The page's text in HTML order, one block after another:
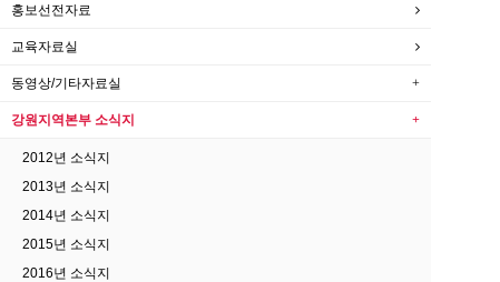
홍보선전자료
교육자료실
동영상/기타자료실
강원지역본부 소식지
2012년 소식지
2013년 소식지
2014년 소식지
2015년 소식지
2016년 소식지